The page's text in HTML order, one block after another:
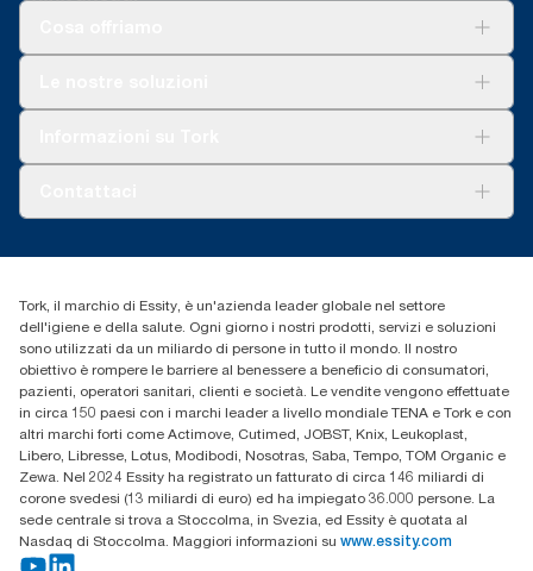
+39 0331 443896
Tork, il marchio di Essity, è un'azienda leader globale nel settore
dell'igiene e della salute. Ogni giorno i nostri prodotti, servizi e soluzioni
sono utilizzati da un miliardo di persone in tutto il mondo. Il nostro
obiettivo è rompere le barriere al benessere a beneficio di consumatori,
pazienti, operatori sanitari, clienti e società. Le vendite vengono effettuate
in circa 150 paesi con i marchi leader a livello mondiale TENA e Tork e con
altri marchi forti come Actimove, Cutimed, JOBST, Knix, Leukoplast,
Libero, Libresse, Lotus, Modibodi, Nosotras, Saba, Tempo, TOM Organic e
Zewa. Nel 2024 Essity ha registrato un fatturato di circa 146 miliardi di
corone svedesi (13 miliardi di euro) ed ha impiegato 36.000 persone. La
sede centrale si trova a Stoccolma, in Svezia, ed Essity è quotata al
Nasdaq di Stoccolma. Maggiori informazioni su www.essity.com